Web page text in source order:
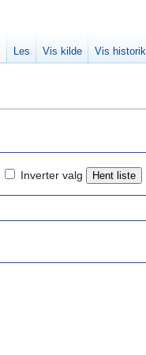
Inverter valg
Les Vis kilde Vis